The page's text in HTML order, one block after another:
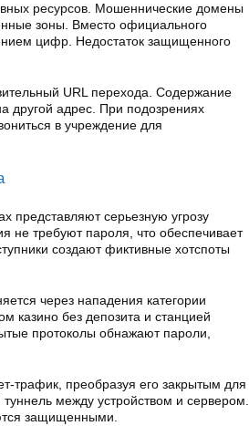
ресурсов. Мошеннические домены
зоны. Вместо официального
цифр. Недостаток защищенного
URL перехода. Содержание
другой адрес. При подозрениях
в учреждение для
представляют серьезную угрозу
не требуют пароля, что обеспечивает
создают фиктивные хотспоты
через нападения категории
казино без депозита и станцией
протоколы обнажают пароли,
трафик, преобразуя его закрытым для
между устройством и сервером.
защищенными.